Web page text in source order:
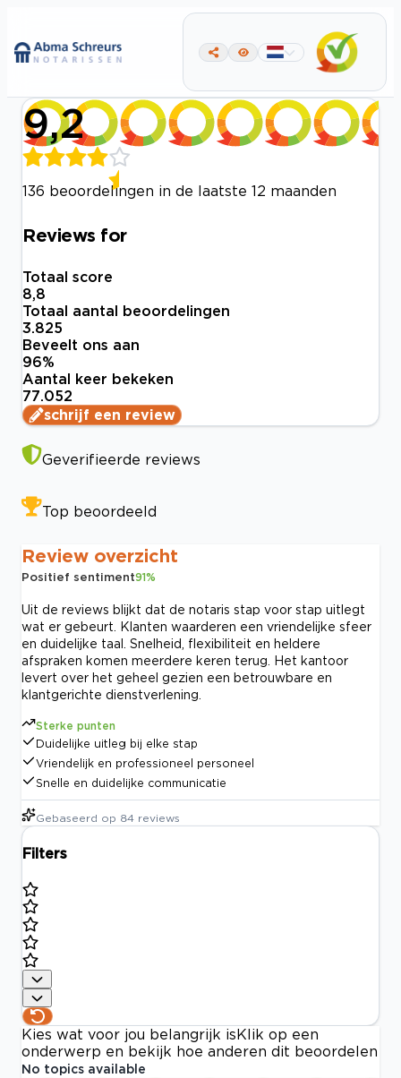
9,2
136 beoordelingen in de laatste 12 maanden
Reviews for
Totaal score
8,8
Totaal aantal beoordelingen
3.825
Beveelt ons aan
96%
Aantal keer bekeken
77.052
schrijf een review
Geverifieerde reviews
Top beoordeeld
Review overzicht
Positief sentiment91%
Uit de reviews blijkt dat de notaris stap voor stap uitlegt
wat er gebeurt. Klanten waarderen een vriendelijke sfeer
en duidelijke taal. Snelheid, flexibiliteit en heldere
afspraken komen meerdere keren terug. Het kantoor
levert over het geheel gezien een betrouwbare en
klantgerichte dienstverlening.
Sterke punten
Duidelijke uitleg bij elke stap
Vriendelijk en professioneel personeel
Snelle en duidelijke communicatie
Gebaseerd op 84 reviews
Filters
Kies wat voor jou belangrijk is Klik op een
onderwerp en bekijk hoe anderen dit beoordelen
No topics available